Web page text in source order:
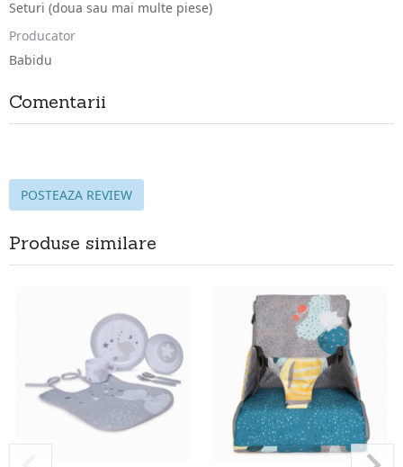
Seturi (doua sau mai multe piese)
Producator
Babidu
Comentarii
POSTEAZA REVIEW
Produse similare